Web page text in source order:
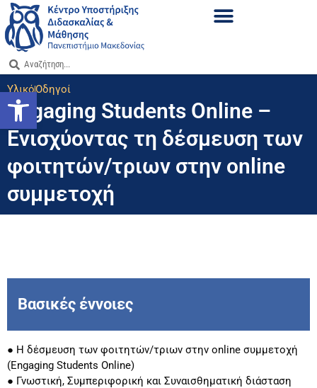
Ανοίξτε τη γραμμή εργαλείων
ΥλικόΟδηγοί
Engaging Students Online –
Ενισχύοντας τη δέσμευση των
φοιτητών/τριων στην online
συμμετοχή
Βασικές έννοιες
● Η δέσμευση των φοιτητών/τριων στην online συμμετοχή
(Engaging Students Online)
● Γνωστική, Συμπεριφορική και Συναισθηματική διάσταση